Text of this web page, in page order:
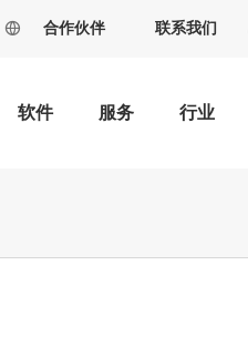
合作伙伴 联系我们
软件 服务 行业